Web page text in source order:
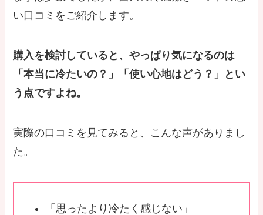
い口コミをご紹介します。
購入を検討していると、やっぱり気になるのは
「本当に冷たいの？」「使い心地はどう？」とい
う点ですよね。
実際の口コミを見てみると、こんな声がありまし
た。
「思ったより冷たく感じない」